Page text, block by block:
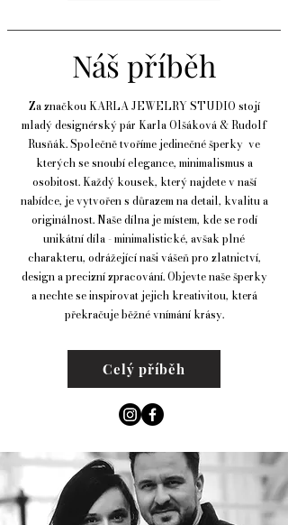
Náš příběh
Za značkou KARLA JEWELRY STUDIO stojí
mladý designérský pár Karla Olšáková & Rudolf
Rusňák. Společně tvoříme jedinečné šperky ve
kterých se snoubí elegance, minimalismus a
osobitost. Každý kousek, který najdete v naší
nabídce, je vytvořen s důrazem na detail, kvalitu a
originálnost. Naše dílna je místem, kde se rodí
unikátní díla - minimalistické, avšak plné
charakteru, odrážející naši vášeň pro zlatnictví,
design a precizní zpracování. Objevte naše šperky
a nechte se inspirovat jejich kreativitou, která
překračuje běžné vnímání krásy.
Celý příběh